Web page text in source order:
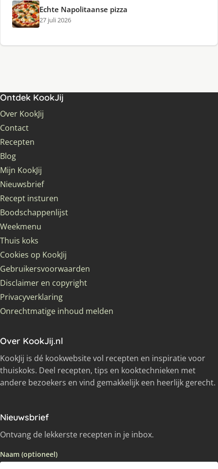
Echte Napolitaanse pizza
27 juli 2026
Ontdek KookJij
Over KookJij
Contact
Recepten
Blog
Mijn KookJij
Nieuwsbrief
Recept insturen
Boodschappenlijst
Weekmenu
Thuis koks
Cookies op KookJij
Gebruikersvoorwaarden
Disclaimer en copyright
Privacyverklaring
Onrechtmatige inhoud melden
Over KookJij.nl
KookJij is dé kookwebsite vol recepten en inspiratie voor
thuiskoks. Deel recepten, tips en kooktechnieken met
andere bezoekers en vind gemakkelijk een heerlijk gerecht.
Nieuwsbrief
Ontvang de lekkerste recepten in je inbox.
Naam (optioneel)